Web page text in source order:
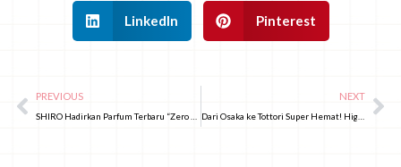
LinkedIn Pinterest
PREVIOUS NEXT
Dari Osaka ke Tottori Super Hemat! Highway Bus Khusus Wisatawan Asing Mulai 1.000 Yen!